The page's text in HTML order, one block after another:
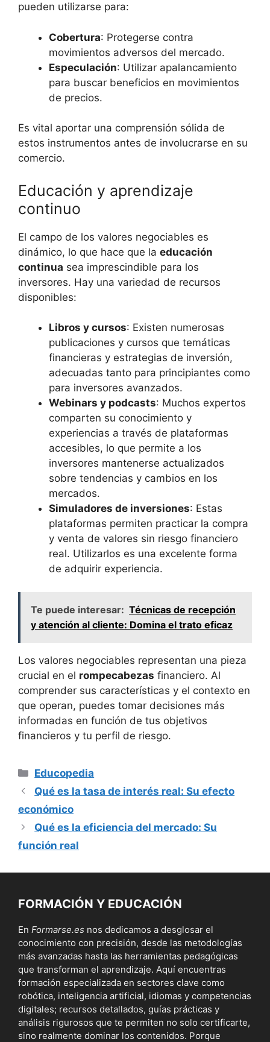
pueden utilizarse para:
Cobertura: Protegerse contra
movimientos adversos del mercado.
Especulación: Utilizar apalancamiento
para buscar beneficios en movimientos
de precios.
Es vital aportar una comprensión sólida de
estos instrumentos antes de involucrarse en su
comercio.
Educación y aprendizaje
continuo
El campo de los valores negociables es
dinámico, lo que hace que la educación
continua sea imprescindible para los
inversores. Hay una variedad de recursos
disponibles:
Libros y cursos: Existen numerosas
publicaciones y cursos que temáticas
financieras y estrategias de inversión,
adecuadas tanto para principiantes como
para inversores avanzados.
Webinars y podcasts: Muchos expertos
comparten su conocimiento y
experiencias a través de plataformas
accesibles, lo que permite a los
inversores mantenerse actualizados
sobre tendencias y cambios en los
mercados.
Simuladores de inversiones: Estas
plataformas permiten practicar la compra
y venta de valores sin riesgo financiero
real. Utilizarlos es una excelente forma
de adquirir experiencia.
Te puede interesar: Técnicas de recepción
y atención al cliente: Domina el trato eficaz
Los valores negociables representan una pieza
crucial en el rompecabezas financiero. Al
comprender sus características y el contexto en
que operan, puedes tomar decisiones más
informadas en función de tus objetivos
financieros y tu perfil de riesgo.
Categorías
Educopedia
Qué es la tasa de interés real: Su efecto
económico
Qué es la eficiencia del mercado: Su
función real
FORMACIÓN Y EDUCACIÓN
En Formarse.es nos dedicamos a desglosar el
conocimiento con precisión, desde las metodologías
más avanzadas hasta las herramientas pedagógicas
que transforman el aprendizaje. Aquí encuentras
formación especializada en sectores clave como
robótica, inteligencia artificial, idiomas y competencias
digitales; recursos detallados, guías prácticas y
análisis rigurosos que te permiten no solo certificarte,
sino realmente dominar los contenidos. Porque